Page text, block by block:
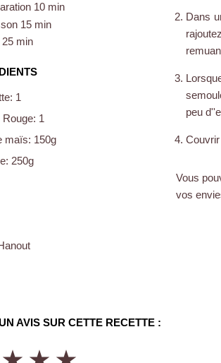
10 min
15 min
25 min
1
1
maïs: 150g
250g
Dans
peu
Vous
vos
AVIS SUR CETTE RECETTE :